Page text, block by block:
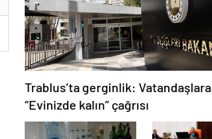
Trablus’ta gerginlik: Vatandaşlara
“Evinizde kalın” çağrısı